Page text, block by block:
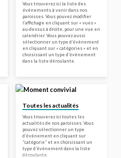
Vous trouverez ici la liste des
évènements à venir dans nos
paroisses. Vous pouvez modifier
l’affichage en cliquant sur « vues »
au-dessus à droite, pour une vue en
calendrier. Vous pouvez aussi
sélectionner un type d’évènement
en cliquant sur « catégories » et en
choisissant un type d’évènement
dans la liste déroulante.
Toutes les actualités
Vous trouverez ici toutes les
actualités de nos paroisses. Vous
pouvez sélectionner un type
d’évènement en cliquant sur
“catégorie” et en choisissant un
type d’évènement dans la liste
déroulante.